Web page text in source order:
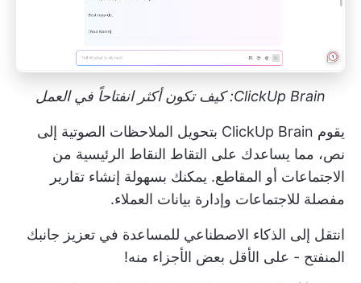
ClickUp Brain: كيف تكون أكثر انفتاحاً في العمل
يقوم ClickUp Brain بتحويل الملاحظات الصوتية إلى
نص، مما يساعدك على التقاط النقاط الرئيسية من
الاجتماعات أو المقاطع. يمكنك بسهولة إنشاء تقارير
مفصلة للاجتماعات وإدارة بيانات العملاء.
انتقل إلى الذكاء الاصطناعي للمساعدة في تعزيز جانبك
المنفتح - على الأقل بعض الأجزاء منه!